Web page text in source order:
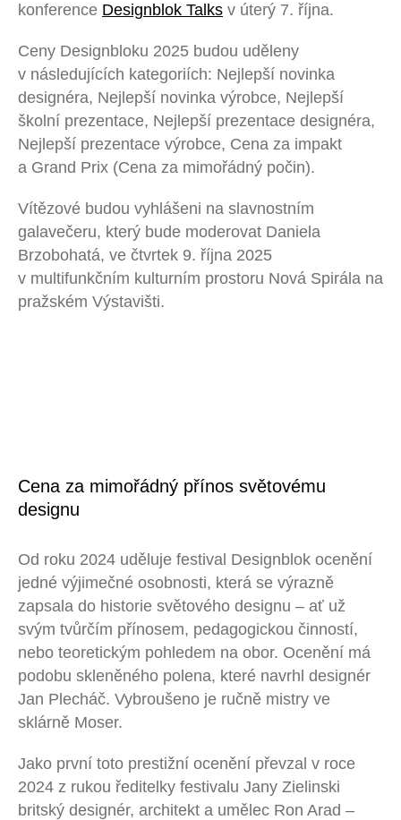
konference Designblok Talks v úterý 7. října.
Ceny Designbloku 2025 budou uděleny
v následujících kategoriích: Nejlepší novinka
designéra, Nejlepší novinka výrobce, Nejlepší
školní prezentace, Nejlepší prezentace designéra,
Nejlepší prezentace výrobce, Cena za impakt
a Grand Prix (Cena za mimořádný počin).
Vítězové budou vyhlášeni na slavnostním
galavečeru, který bude moderovat Daniela
Brzobohatá, ve čtvrtek 9. října 2025
v multifunkčním kulturním prostoru Nová Spirála na
pražském Výstavišti.
Cena za mimořádný přínos světovému
designu
Od roku 2024 uděluje festival Designblok ocenění
jedné výjimečné osobnosti, která se výrazně
zapsala do historie světového designu – ať už
svým tvůrčím přínosem, pedagogickou činností,
nebo teoretickým pohledem na obor. Ocenění má
podobu skleněného polena, které navrhl designér
Jan Plecháč. Vybroušeno je ručně mistry ve
sklárně Moser.
Jako první toto prestižní ocenění převzal v roce
2024 z rukou ředitelky festivalu Jany Zielinski
britský designér, architekt a umělec Ron Arad –